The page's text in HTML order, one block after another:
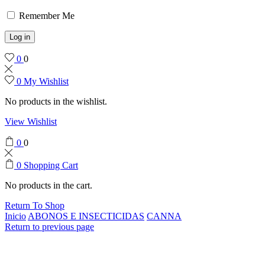
Remember Me
Log in
0 0
0 My Wishlist
No products in the wishlist.
View Wishlist
0 0
0 Shopping Cart
No products in the cart.
Return To Shop
Inicio ABONOS E INSECTICIDAS CANNA
Return to previous page